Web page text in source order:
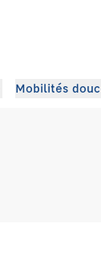
Mobilités